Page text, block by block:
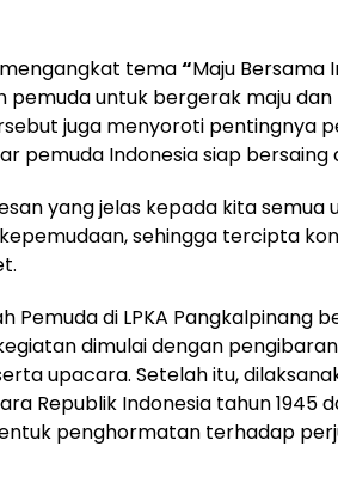
tema“Maju Bersama
pemuda untuk bergerak maju
juga menyoroti pentingnya
pemuda Indonesia siap bersaing
yang jelas kepada kita semua
sehingga tercipta
Pemuda di LPKA Pangkalpinang
dimulai dengan
upacara. Setelah itu,
Republik Indonesia tahun 1945
penghormatan terhadap